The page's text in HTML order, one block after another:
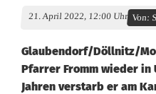
21. April 2022, 12:00 Uhr Von:
Glaubendorf/Döllnitz/
Pfarrer Fromm wieder in
Jahren verstarb er am